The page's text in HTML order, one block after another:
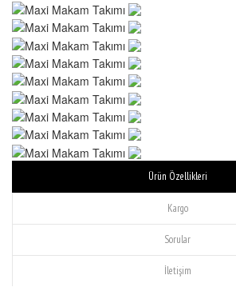
Ürün Özellikleri
Kargo
Sorular
İletişim